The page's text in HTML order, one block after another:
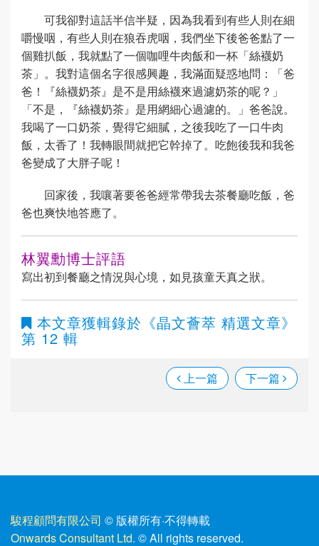
可我卻對這話半信半疑，因為我看到有些人則在細
嚼慢咽，有些人則在狼吞虎咽，我們坐下後爸爸點了一
個雞扒飯，我就點了一個咖哩牛肉飯和一杯「絲襪奶
茶」。我對這個名字很感興趣，我滿面疑惑地問：「爸
爸！『絲襪奶茶』是不是用絲襪來過濾奶茶的呢？」
「不是，『絲襪奶茶』是用網細心過濾的。」爸爸說。
我喝了一口奶茶，覺得它細膩，之後我吃了一口牛肉
飯，太香了！我轉眼間就把它幹掉了。吃飽後我和我爸
爸變成了大胖子呢！
回家後，我嚷著要爸爸經常帶我去茶餐廳吃飯，爸
爸也爽快地答應了。
林翼勳博士評語
寫出初到餐廳之情況與心境，如見孩童天真之狀。
本文章獲輯錄於 《晶文薈萃 精選文章》
第 12 輯
上一篇 下一篇
駿程顧問有限公司 © 版權所有·不得轉載
Onwards Consultant Ltd. © All rights reserved.